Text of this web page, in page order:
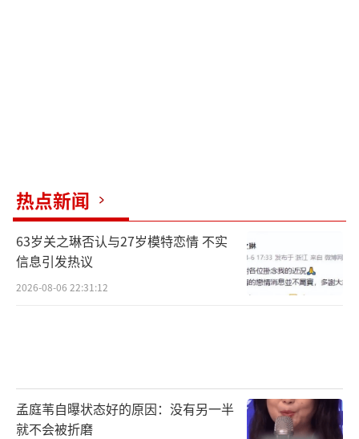
热点新闻
63岁关之琳否认与27岁模特恋情 不实
信息引发热议
2026-08-06 22:31:12
孟庭苇自曝状态好的原因：没有另一半
就不会被折磨